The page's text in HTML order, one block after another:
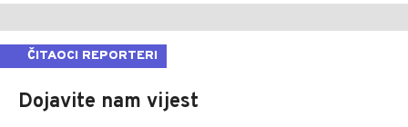
ČITAOCI REPORTERI
Dojavite nam vijest